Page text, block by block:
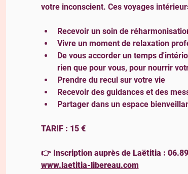
votre inconscient. Ces voyages
Recevoir un soin de
Vivre un moment de relaxation
De vous accorder un temps
rien que pour vous, pour nourrir
Prendre du recul sur votre vie
Recevoir des guidances et des
Partager dans un espace
TARIF : 15 €
👉 Inscription auprès de Laëtitia :
www.laetitia-libereau.com